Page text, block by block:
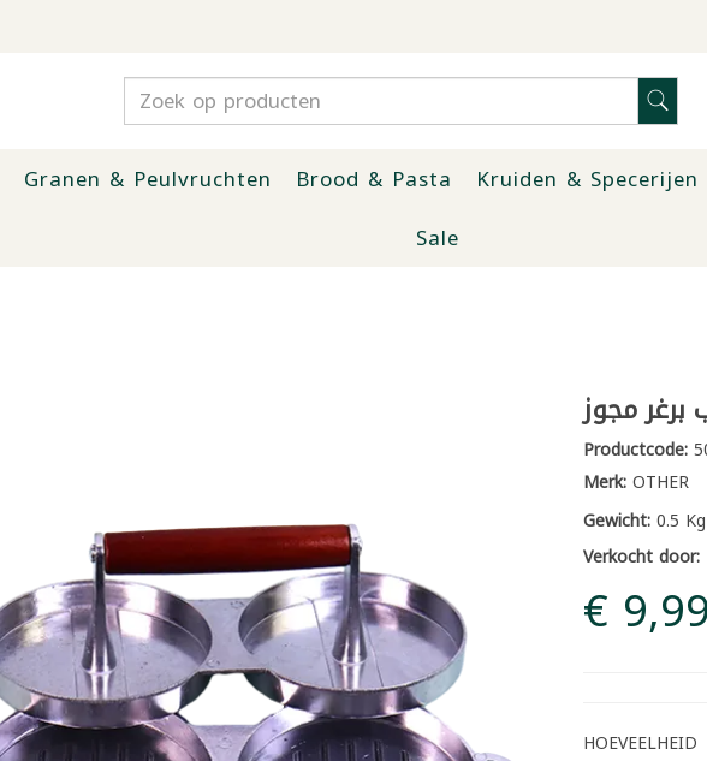
Granen & Peulvruchten Brood & Pasta Kruiden & Specerijen
Sale
برغر مجوز
Productcode:
Merk:OTHER
Gewicht:0.5 Kg
Verkocht door:
€ 9,99
HOEVEELHEID